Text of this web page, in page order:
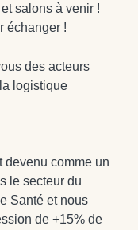
salons à venir !
échanger !
des acteurs
logistique
devenu comme un
le secteur du
Santé et nous
de +15% de